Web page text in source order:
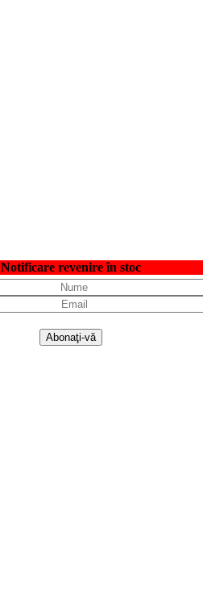
Notificare revenire în stoc